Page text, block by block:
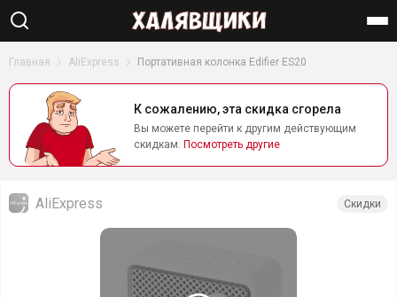
Главная AliExpress Портативная колонка Edifier ES20
К сожалению, эта скидка сгорела
Вы можете перейти к другим действующим
скидкам. Посмотреть другие
AliExpress Скидки